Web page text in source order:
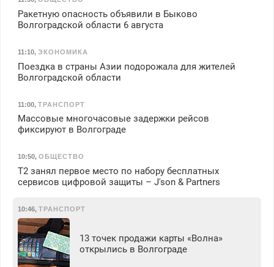
Ракетную опасность объявили в Быково
Волгоградской области 6 августа
11:10, ЭКОНОМИКА
Поездка в страны Азии подорожала для жителей
Волгоградской области
11:00, ТРАНСПОРТ
Массовые многочасовые задержки рейсов
фиксируют в Волгограде
10:50, ОБЩЕСТВО
Т2 занял первое место по набору бесплатных
сервисов цифровой защиты – J'son & Partners
10:46, ТРАНСПОРТ
13 точек продажи карты «Волна»
открылись в Волгограде